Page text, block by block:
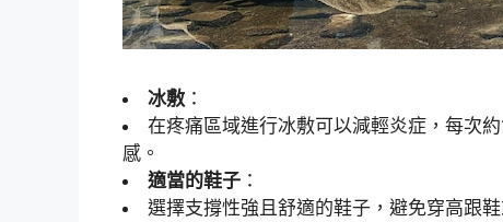
冰敷 ：
在疼痛區域進行冰敷可以減輕炎症，每次
感。
適當的鞋子 ：
選擇支撐性強且舒適的鞋子，避免穿高跟